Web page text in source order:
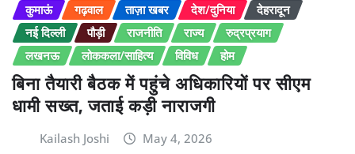
कुमाऊं
गढ़वाल ताज़ा खबर देश/दुनिया
देहरादून
नई दिल्ली
पौड़ी राजनीति राज्य
रुद्रप्रयाग
लखनऊ
लोककला/साहित्य विविध होम
बिना तैयारी बैठक में पहुंचे अधिकारियों पर सीएम
धामी सख्त, जताई कड़ी नाराजगी
Kailash Joshi May 4, 2026